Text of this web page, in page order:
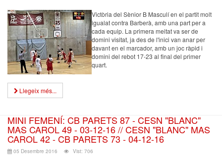
Victòria del Sènior B Masculí en el partit molt
igualat contra Barberà, amb una part per a
cada equip. La primera meitat va ser de
domini visitat, ja des de l'inici van anar per
davant en el marcador, amb un joc ràpid i
domini del rebot 17-23 al final del primer
quart.
Llegeix més...
MINI FEMENÍ: CB PARETS 87 - CESN "BLANC"
MAS CAROL 49 - 03-12-16 // CESN "BLANC" MAS
CAROL 42 - CB PARETS 73 - 04-12-16
05 Desembre 2016 Vist: 706